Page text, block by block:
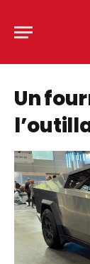
Un
Tesla